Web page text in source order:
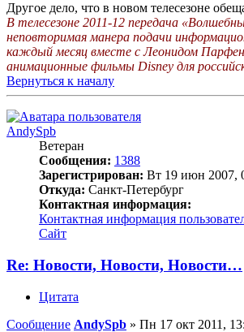
Другое дело, что в новом телесезоне
В телесезоне 2011-12 передача
неповторимая манера подачи
каждый месяц вместе с Леонидом
анимационные фильмы Disney для
Вернуться к началу
AndySpb
Ветеран
Сообщения: 1388
Зарегистрирован: Вт 19 июн 2007,
Откуда: Санкт-Петербург
Контактная информация:
Контактная информация
Сайт
Re: Новости, Новости, Новости…
Цитата
Сообщение AndySpb » Пн 17 окт 2011,